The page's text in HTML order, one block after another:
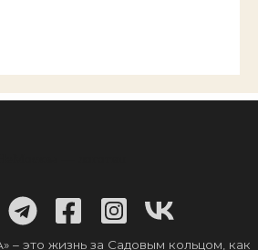
это жизнь за Садовым кольцом, как